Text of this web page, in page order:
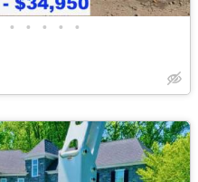
• • • • •